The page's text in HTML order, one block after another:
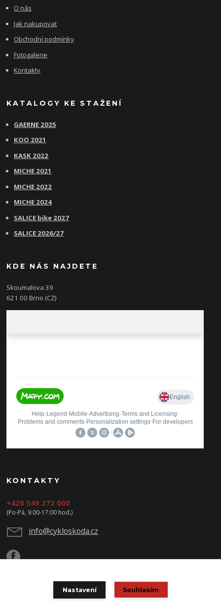
O nás
Jak nakupovat
Obchodní podmínky
Fotogalerie
Kontakty
KATALOGY KE STAŽENÍ
GAERNE 2025
KOO 2021
KASK 2022
MICHE 2021
MICHE 2022
MICHE 2024
SALICE bike 2027
SALICE 2026/27
KDE NÁS NAJDETE
Skoumalova 39
621 00 Brno (CZ)
KONTAKTY
+420 549 272 000
(Po-Pá, 9:00-17:00 hod.)
info@cykloskoda.cz
Nastavení Souhlasím